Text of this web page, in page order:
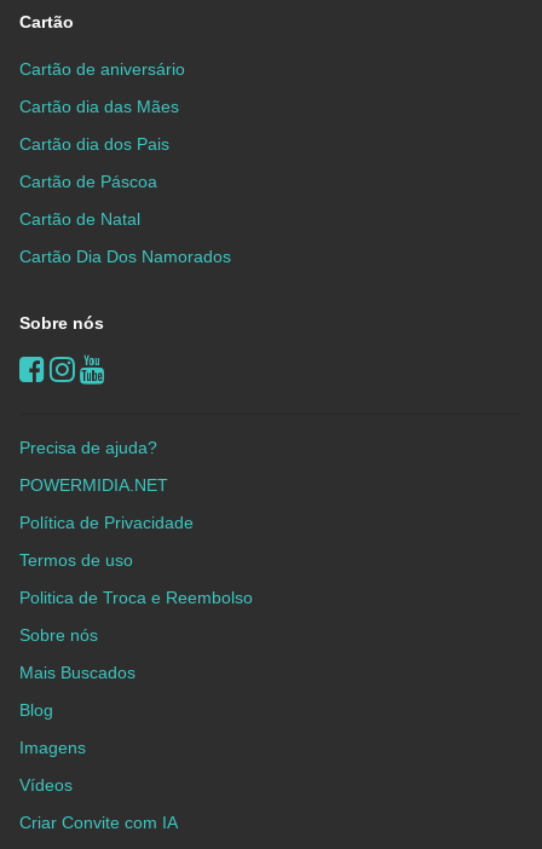
Cartão
Cartão de aniversário
Cartão dia das Mães
Cartão dia dos Pais
Cartão de Páscoa
Cartão de Natal
Cartão Dia Dos Namorados
Sobre nós
Precisa de ajuda?
POWERMIDIA.NET
Política de Privacidade
Termos de uso
Politica de Troca e Reembolso
Sobre nós
Mais Buscados
Blog
Imagens
Vídeos
Criar Convite com IA